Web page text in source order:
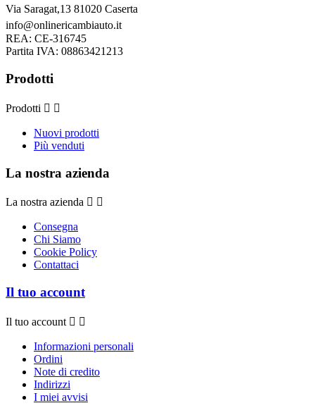
Via Saragat,13 81020 Caserta
info@onlinericambiauto.it
REA: CE-316745
Partita IVA: 08863421213
Prodotti
Prodotti  
Nuovi prodotti
Più venduti
La nostra azienda
La nostra azienda  
Consegna
Chi Siamo
Cookie Policy
Contattaci
Il tuo account
Il tuo account  
Informazioni personali
Ordini
Note di credito
Indirizzi
I miei avvisi